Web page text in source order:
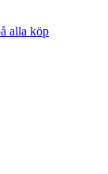
alla köp